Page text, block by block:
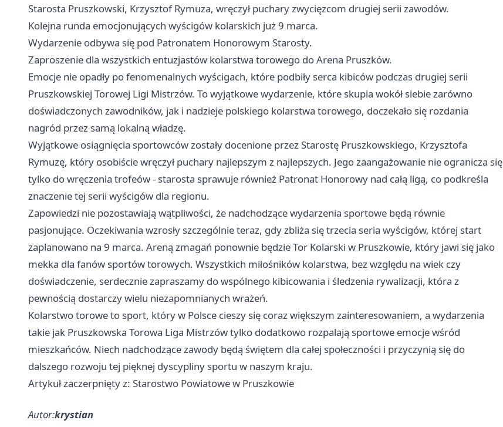
Starosta Pruszkowski, Krzysztof Rymuza, wręczył puchary zwycięzcom drugiej serii zawodów.
Kolejna runda emocjonujących wyścigów kolarskich już 9 marca.
Wydarzenie odbywa się pod Patronatem Honorowym Starosty.
Zaproszenie dla wszystkich entuzjastów kolarstwa torowego do Arena Pruszków.
Emocje nie opadły po fenomenalnych wyścigach, które podbiły serca kibiców podczas drugiej serii
Pruszkowskiej Torowej Ligi Mistrzów. To wyjątkowe wydarzenie, które skupia wokół siebie zarówno
doświadczonych zawodników, jak i nadzieje polskiego kolarstwa torowego, doczekało się rozdania
nagród przez samą lokalną władzę.
Wyjątkowe osiągnięcia sportowców zostały docenione przez Starostę Pruszkowskiego, Krzysztofa
Rymuzę, który osobiście wręczył puchary najlepszym z najlepszych. Jego zaangażowanie nie ogranicza się
tylko do wręczenia trofeów - starosta sprawuje również Patronat Honorowy nad całą ligą, co podkreśla
znaczenie tej serii wyścigów dla regionu.
Zapowiedzi nie pozostawiają wątpliwości, że nadchodzące wydarzenia sportowe będą równie
pasjonujące. Oczekiwania wzrosły szczególnie teraz, gdy zbliża się trzecia seria wyścigów, której start
zaplanowano na 9 marca. Areną zmagań ponownie będzie Tor Kolarski w Pruszkowie, który jawi się jako
mekka dla fanów sportów torowych. Wszystkich miłośników kolarstwa, bez względu na wiek czy
doświadczenie, serdecznie zapraszamy do wspólnego kibicowania i śledzenia rywalizacji, która z
pewnością dostarczy wielu niezapomnianych wrażeń.
Kolarstwo torowe to sport, który w Polsce cieszy się coraz większym zainteresowaniem, a wydarzenia
takie jak Pruszkowska Torowa Liga Mistrzów tylko dodatkowo rozpalają sportowe emocje wśród
mieszkańców. Niech nadchodzące zawody będą świętem dla całej społeczności i przyczynią się do
dalszego rozwoju tej pięknej dyscypliny sportu w naszym kraju.
Artykuł zaczerpnięty z: Starostwo Powiatowe w Pruszkowie
Autor:krystian